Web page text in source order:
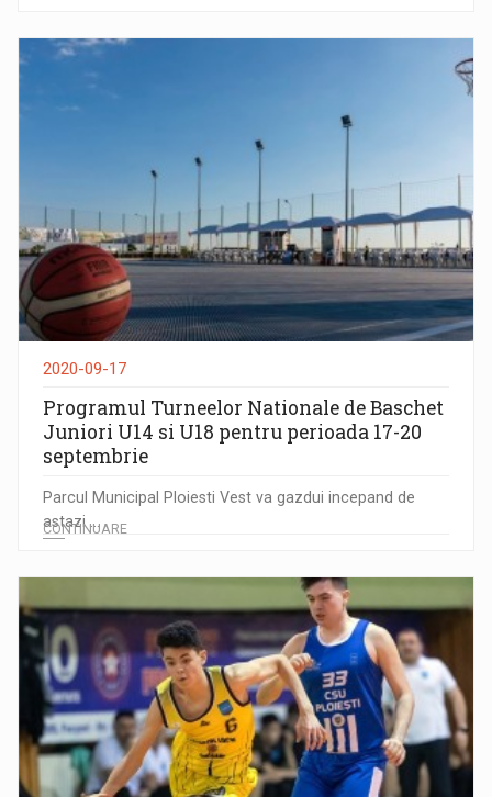
2020-09-17
Programul Turneelor Nationale de Baschet
Juniori U14 si U18 pentru perioada 17-20
septembrie
Parcul Municipal Ploiesti Vest va gazdui incepand de
astazi ...
CONTINUARE